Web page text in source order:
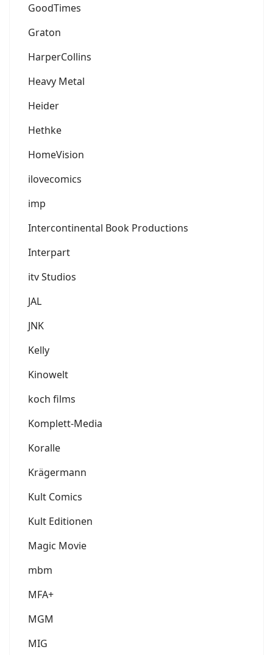
GoodTimes
Graton
HarperCollins
Heavy Metal
Heider
Hethke
HomeVision
ilovecomics
imp
Intercontinental Book Productions
Interpart
itv Studios
JAL
JNK
Kelly
Kinowelt
koch films
Komplett-Media
Koralle
Krägermann
Kult Comics
Kult Editionen
Magic Movie
mbm
MFA+
MGM
MIG